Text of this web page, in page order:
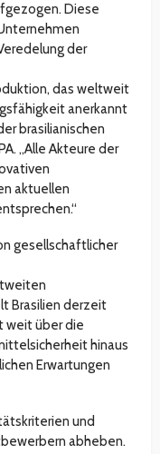
Diese
der
das weltweit
anerkannt
brasilianischen
„Alle Akteure der
aktuellen
gesellschaftlicher
Brasilien derzeit
weit über die
hinaus
Erwartungen
und
abheben.